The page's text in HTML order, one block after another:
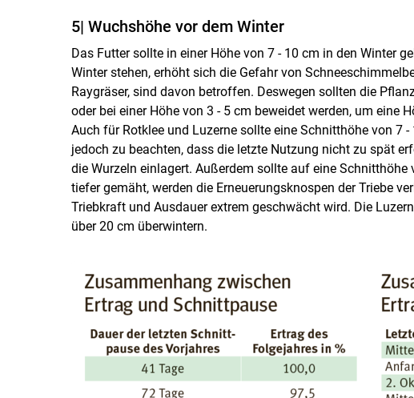
5| Wuchshöhe vor dem Winter
Das Futter sollte in einer Höhe von 7 - 10 cm in den Winter
Winter stehen, erhöht sich die Gefahr von
Raygräser, sind davon betroffen. Deswegen sollten die
oder bei einer Höhe von 3 - 5 cm beweidet werden, um eine
Auch für Rotklee und Luzerne sollte eine Schnitthöhe von 7
jedoch zu beachten, dass die letzte Nutzung nicht zu spät
die Wurzeln einlagert. Außerdem sollte auf eine
tiefer gemäht, werden die Erneuerungsknospen der Triebe
Triebkraft und Ausdauer ex­trem geschwächt wird. Die
über 20 cm überwintern.